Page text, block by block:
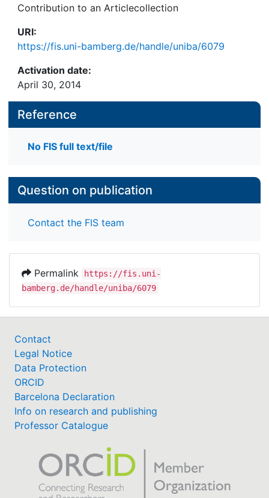
Contribution to an Articlecollection
URI:
https://fis.uni-bamberg.de/handle/uniba/6079
Activation date:
April 30, 2014
Reference
No FIS full text/file
Question on publication
Contact the FIS team
Permalink
https://fis.uni-
bamberg.de/handle/uniba/6079
Contact
Legal Notice
Data Protection
ORCID
Barcelona Declaration
Info on research and publishing
Professor Catalogue